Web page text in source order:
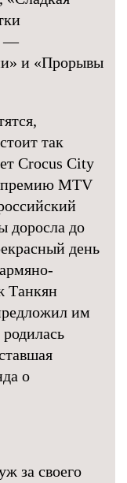
—
и «Прорывы
так
Crocus City
премию MTV
доросла до
день
Танкян
им
о
за своего